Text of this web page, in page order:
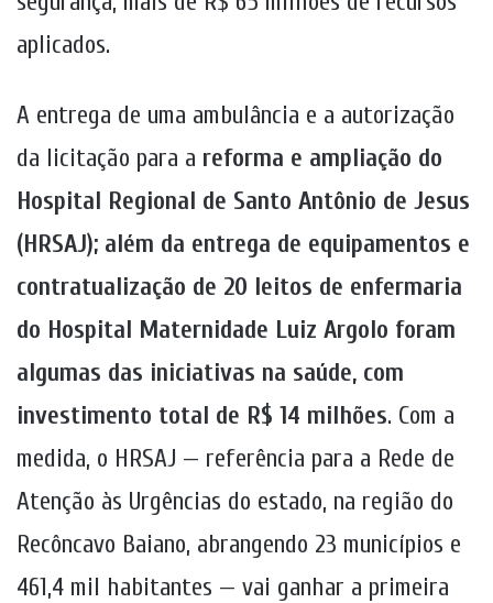
aplicados.
A entrega de uma ambulância e a autorização
da licitação para a reforma e ampliação do
Hospital Regional de Santo Antônio de Jesus
(HRSAJ); além da entrega de equipamentos e
contratualização de 20 leitos de enfermaria
do Hospital Maternidade Luiz Argolo foram
algumas das iniciativas na saúde, com
investimento total de R$ 14 milhões. Com a
medida, o HRSAJ — referência para a Rede de
Atenção às Urgências do estado, na região do
Recôncavo Baiano, abrangendo 23 municípios e
461,4 mil habitantes — vai ganhar a primeira